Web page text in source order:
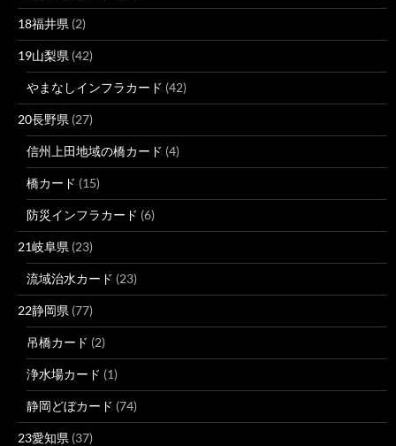
18福井県 (2)
19山梨県 (42)
やまなしインフラカード (42)
20長野県 (27)
信州上田地域の橋カード (4)
橋カード (15)
防災インフラカード (6)
21岐阜県 (23)
流域治水カード (23)
22静岡県 (77)
吊橋カード (2)
浄水場カード (1)
静岡どぼカード (74)
23愛知県 (37)